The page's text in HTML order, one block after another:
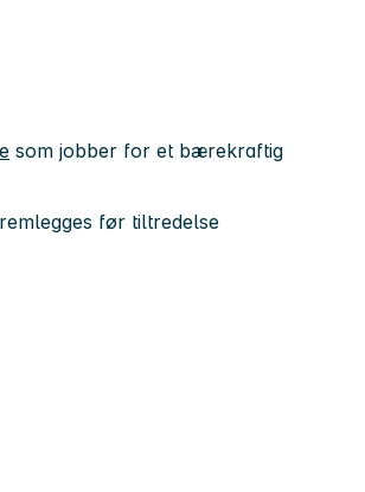
som jobber for et bærekraftig
før tiltredelse